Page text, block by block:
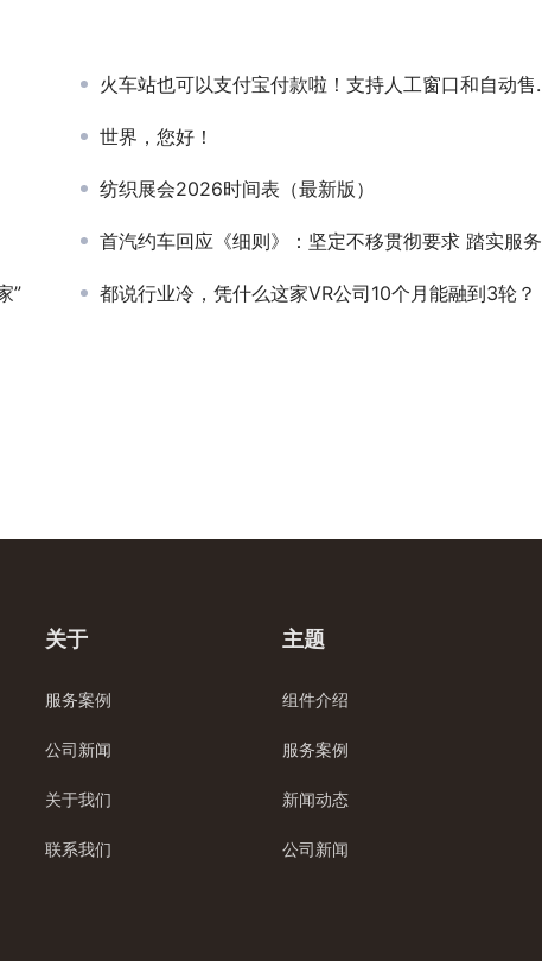
火车站也可以支付宝付款啦！支持人工窗口和自动售票机
世界，您好！
纺织展会2026时间表（最新版）
首汽约车回应《细则》：坚定不移贯彻要求 踏实服务
” 都说行业冷，凭什么这家VR公司10个月能融到3轮？
关于
服务案例
公司新闻
关于我们
联系我们
主题
组件介绍
服务案例
新闻动态
公司新闻